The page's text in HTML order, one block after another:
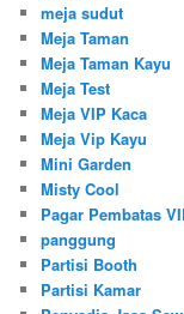
meja sudut
Meja Taman
Meja Taman Kayu
Meja Test
Meja VIP Kaca
Meja Vip Kayu
Mini Garden
Misty Cool
Pagar Pembatas
panggung
Partisi Booth
Partisi Kamar